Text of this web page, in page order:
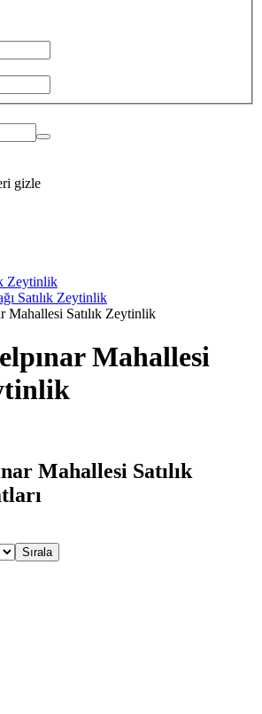
gizle
Zeytinlik
Satılık Zeytinlik
Mahallesi Satılık Zeytinlik
Mahallesi
Mahallesi Satılık
Sırala